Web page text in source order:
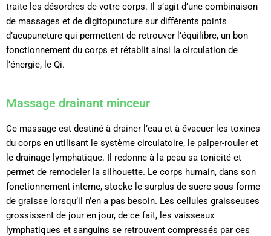
traite les désordres de votre corps. Il s’agit d’une combinaison
de massages et de digitopuncture sur différents points
d’acupuncture qui permettent de retrouver l’équilibre, un bon
fonctionnement du corps et rétablit ainsi la circulation de
l’énergie, le Qi.
Massage drainant minceur
Ce massage est destiné à drainer l’eau et à évacuer les toxines
du corps en utilisant le système circulatoire, le palper-rouler et
le drainage lymphatique. Il redonne à la peau sa tonicité et
permet de remodeler la silhouette. Le corps humain, dans son
fonctionnement interne, stocke le surplus de sucre sous forme
de graisse lorsqu’il n’en a pas besoin. Les cellules graisseuses
grossissent de jour en jour, de ce fait, les vaisseaux
lymphatiques et sanguins se retrouvent compressés par ces